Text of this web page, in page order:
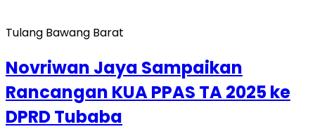
Tulang Bawang Barat
Novriwan Jaya Sampaikan
Rancangan KUA PPAS TA 2025 ke
DPRD Tubaba